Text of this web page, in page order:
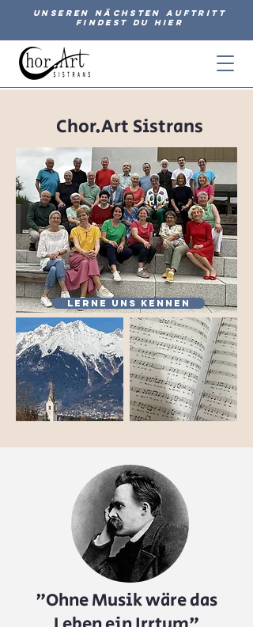
Unseren nächsten Auftritt
findest du hier
Chor.Art Sistrans
Lerne uns kennen
"Ohne Musik wäre das